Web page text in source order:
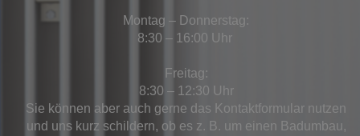
Montag – Donnerstag:
8:30 – 16:00 Uhr
Freitag:
8:30 – 12:30 Uhr
Sie können aber auch gerne das Kontaktformular nutzen
und uns kurz schildern, ob es z. B. um einen Badumbau,